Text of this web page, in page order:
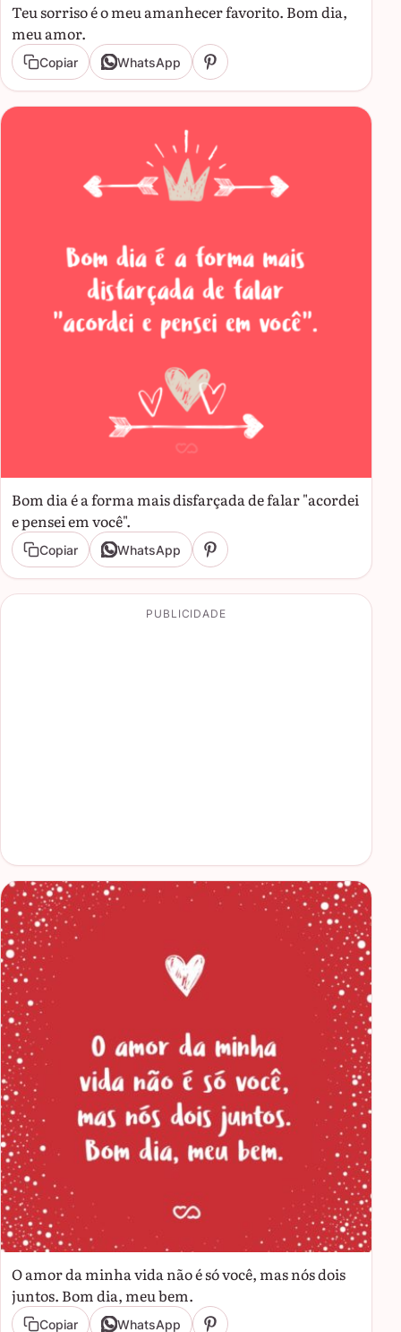
Teu sorriso é o meu amanhecer favorito. Bom dia,
meu amor.
Copiar WhatsApp
Bom dia é a forma mais disfarçada de falar "acordei
e pensei em você".
Copiar WhatsApp
PUBLICIDADE
O amor da minha vida não é só você, mas nós dois
juntos. Bom dia, meu bem.
Copiar WhatsApp